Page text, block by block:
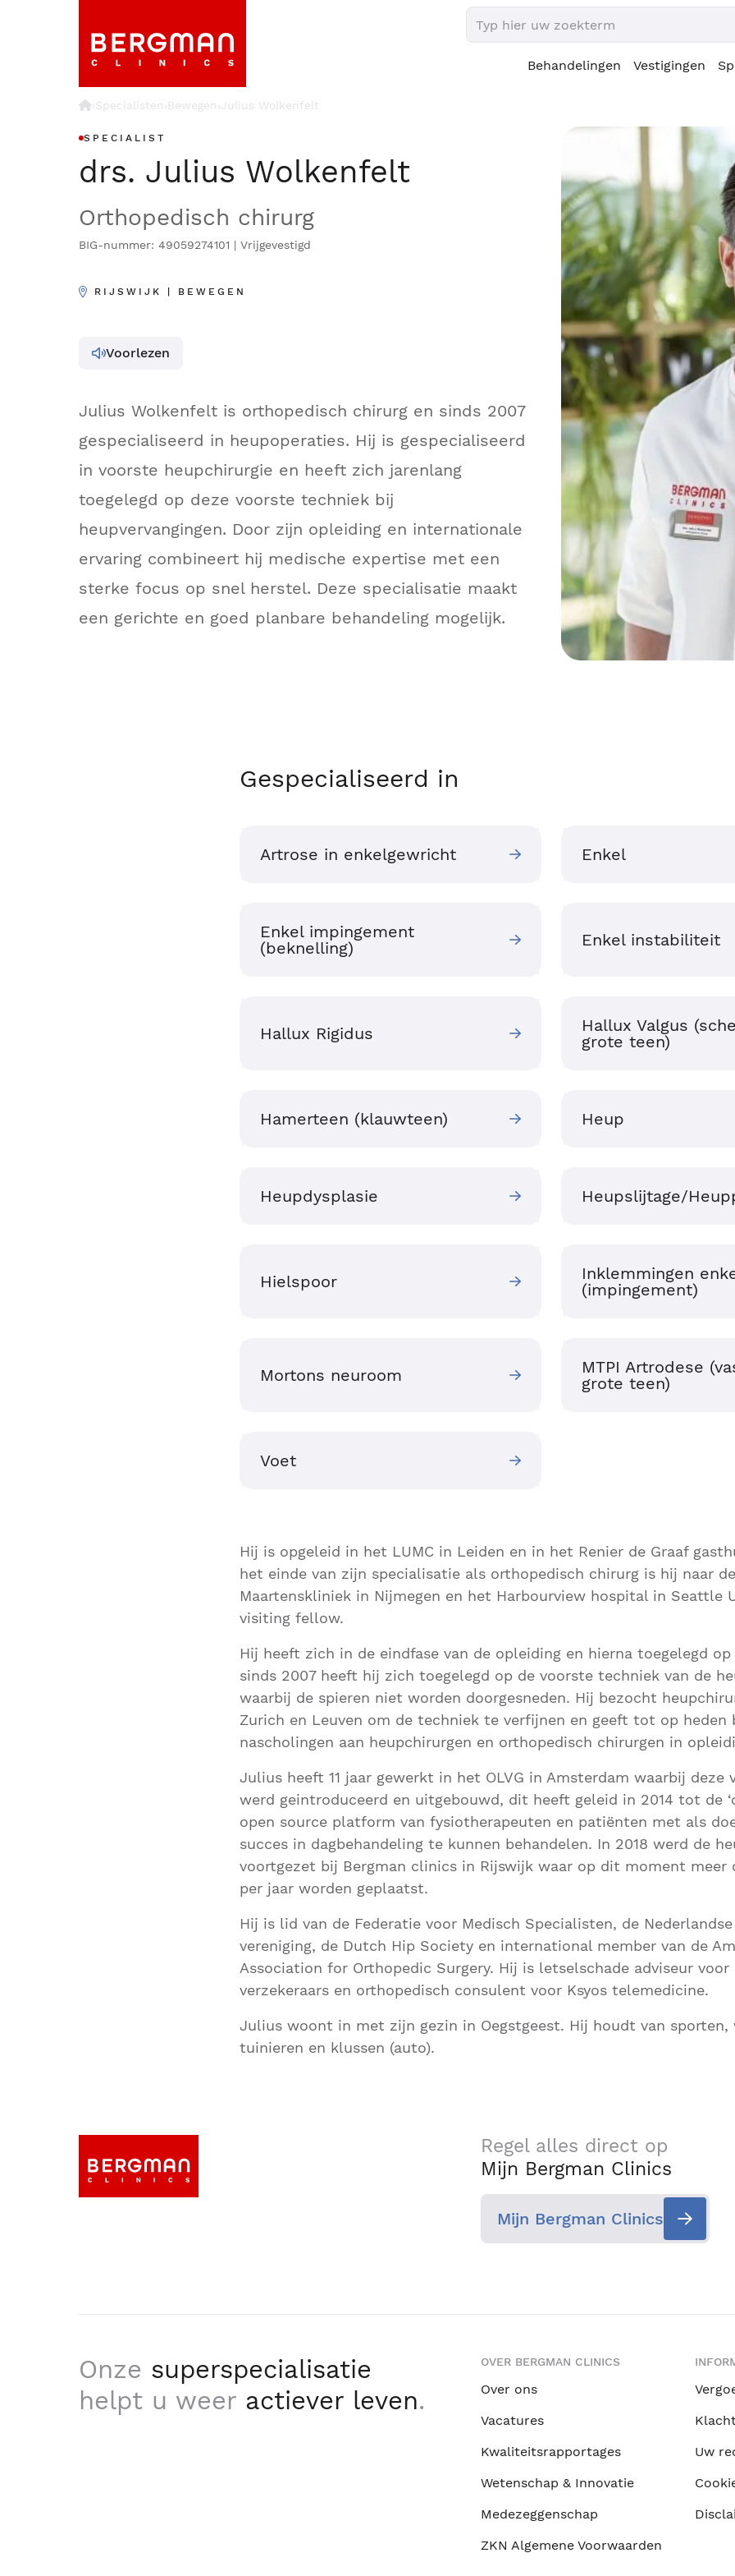
Behandelingen Vestigingen
›Specialisten›Bewegen›Julius Wolkenfelt
SPECIALIST
drs. Julius Wolkenfelt
Orthopedisch chirurg
BIG-nummer: 49059274101 | Vrijgevestigd
RIJSWIJK | BEWEGEN
Voorlezen
Julius Wolkenfelt is orthopedisch chirurg en sinds 2007
gespecialiseerd in heupoperaties. Hij is gespecialiseerd
in voorste heupchirurgie en heeft zich jarenlang
toegelegd op deze voorste techniek bij
heupvervangingen. Door zijn opleiding en internationale
ervaring combineert hij medische expertise met een
sterke focus op snel herstel. Deze specialisatie maakt
een gerichte en goed planbare behandeling mogelijk.
Gespecialiseerd in
Artrose in enkelgewricht Enkel
Enkel impingement
(beknelling)
Enkel instabiliteit
Hallux Rigidus
Hallux Valgus
grote teen)
Hamerteen (klauwteen) Heup
Heupdysplasie Heupslijtage/
Hielspoor
Inklemmingen
(impingement)
Mortons neuroom
MTPI Artrodese
grote teen)
Voet
Hij is opgeleid in het LUMC in Leiden en in het Renier de Graaf
het einde van zijn specialisatie als orthopedisch chirurg is hij naar
Maartenskliniek in Nijmegen en het Harbourview hospital in Seattle
visiting fellow.
Hij heeft zich in de eindfase van de opleiding en hierna toegelegd
sinds 2007 heeft hij zich toegelegd op de voorste techniek van de
waarbij de spieren niet worden doorgesneden. Hij bezocht
Zurich en Leuven om de techniek te verfijnen en geeft tot op heden
nascholingen aan heupchirurgen en orthopedisch chirurgen in
Julius heeft 11 jaar gewerkt in het OLVG in Amsterdam waarbij deze
werd geintroduceerd en uitgebouwd, dit heeft geleid in 2014 tot de
open source platform van fysiotherapeuten en patiënten met als
succes in dagbehandeling te kunnen behandelen. In 2018 werd de
voortgezet bij Bergman clinics in Rijswijk waar op dit moment meer
per jaar worden geplaatst.
Hij is lid van de Federatie voor Medisch Specialisten, de
vereniging, de Dutch Hip Society en international member van de
Association for Orthopedic Surgery. Hij is letselschade adviseur
verzekeraars en orthopedisch consulent voor Ksyos telemedicine.
Julius woont in met zijn gezin in Oegstgeest. Hij houdt van sporten,
tuinieren en klussen (auto).
Regel alles direct op
Mijn Bergman Clinics
Mijn Bergman Clinics
Onze superspecialisatie
helpt u weer actiever leven.
OVER BERGMAN CLINICS
Over ons
Vacatures
Kwaliteitsrapportages
Wetenschap & Innovatie
Medezeggenschap
ZKN Algemene Voorwaarden
Uw